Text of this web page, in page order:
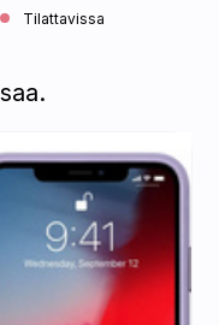
Tilattavissa